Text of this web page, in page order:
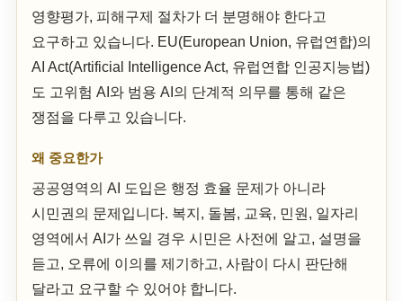
영향평가, 피해구제 절차가 더 분명해야 한다고
요구하고 있습니다. EU(European Union, 유럽연합)의
AI Act(Artificial Intelligence Act, 유럽연합 인공지능법)
도 고위험 AI와 범용 AI의 단계적 의무를 통해 같은
쟁점을 다루고 있습니다.
왜 중요한가
공공영역의 AI 도입은 행정 효율 문제가 아니라
시민권의 문제입니다. 복지, 돌봄, 교육, 민원, 일자리
영역에서 AI가 쓰일 경우 시민은 사전에 알고, 설명을
듣고, 오류에 이의를 제기하고, 사람이 다시 판단해
달라고 요구할 수 있어야 합니다.